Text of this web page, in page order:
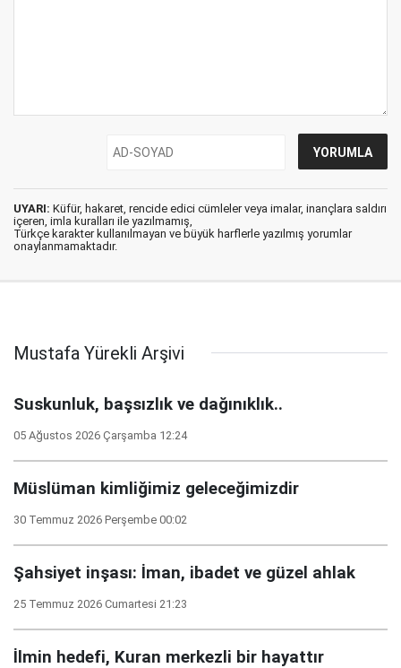
UYARI: Küfür, hakaret, rencide edici cümleler veya imalar, inançlara saldırı
içeren, imla kuralları ile yazılmamış,
Türkçe karakter kullanılmayan ve büyük harflerle yazılmış yorumlar
onaylanmamaktadır.
Mustafa Yürekli Arşivi
Suskunluk, başsızlık ve dağınıklık..
05 Ağustos 2026 Çarşamba 12:24
Müslüman kimliğimiz geleceğimizdir
30 Temmuz 2026 Perşembe 00:02
Şahsiyet inşası: İman, ibadet ve güzel ahlak
25 Temmuz 2026 Cumartesi 21:23
İlmin hedefi, Kuran merkezli bir hayattır